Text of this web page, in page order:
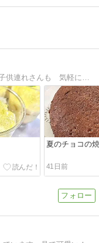
夏のチョコの
41日前